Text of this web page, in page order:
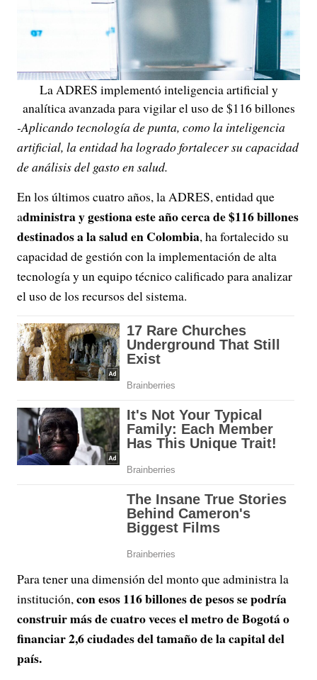
La ADRES implementó inteligencia artificial y
analítica avanzada para vigilar el uso de $116 billones
-Aplicando tecnología de punta, como la inteligencia
artificial, la entidad ha logrado fortalecer su capacidad
de análisis del gasto en salud.
En los últimos cuatro años, la ADRES, entidad que
administra y gestiona este año cerca de $116 billones
destinados a la salud en Colombia, ha fortalecido su
capacidad de gestión con la implementación de alta
tecnología y un equipo técnico calificado para analizar
el uso de los recursos del sistema.
Para tener una dimensión del monto que administra la
institución,con esos 116 billones de pesos se podría
construir más de cuatro veces el metro de Bogotá o
financiar 2,6 ciudades del tamaño de la capital del
país.